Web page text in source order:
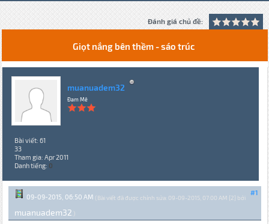
Đánh giá chủ đề:
Giọt nắng bên thềm - sáo trúc
muanuadem32
Đam Mê
Bài viết: 61
33
Tham gia: Apr 2011
Danh tiếng: 0
#1
09-09-2015, 06:50 AM (Bài viết đã được chỉnh sửa: 09-09-2015, 07:00 AM {2} bởi
muanuadem32 .)